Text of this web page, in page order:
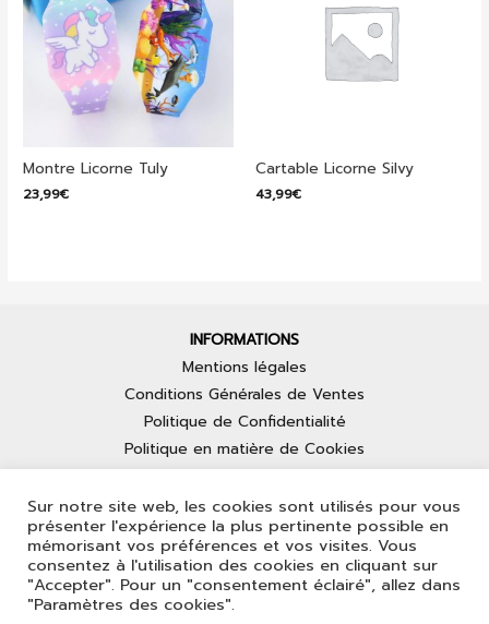
Montre Licorne Tuly
23,99€
Cartable Licorne Silvy
43,99€
INFORMATIONS
Mentions légales
Conditions Générales de Ventes
Politique de Confidentialité
Politique en matière de Cookies
Contact
Mon Compte
Blog
Sur notre site web, les cookies sont utilisés pour vous
présenter l'expérience la plus pertinente possible en
mémorisant vos préférences et vos visites. Vous
consentez à l'utilisation des cookies en cliquant sur
"Accepter". Pour un "consentement éclairé", allez dans
"Paramètres des cookies".